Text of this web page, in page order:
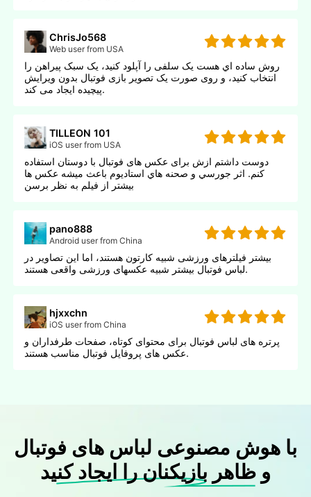
ChrisJo568
Web user from USA
روش ساده اي هست یک سلفی را آپلود کنید، یک سبک پیراهن را
انتخاب کنید، و روی صورت یک تصویر بازی فوتبال بدون ویرایش
پیچیده ایجاد می کند.
TILLEON 101
iOS user from USA
دوست داشتم ازش برای عکس های فوتبال با دوستان استفاده
کنم. اثر جورسي و صحنه هاي استاديوم باعث ميشه عکس ها
بيشتر از فيلم به نظر برسن
pano888
Android user from China
بیشتر فیلترهای ورزشی شبیه کارتون هستند، اما این تصاویر در
لباس فوتبال بیشتر شبیه عکسهای ورزشی واقعی هستند.
hjxxchn
iOS user from China
پرتره های لباس فوتبال برای محتوای کوتاه، صفحات طرفداران و
عکس های پروفایل فوتبال مناسب هستند.
با هوش مصنوعی لباس های فوتبال
و ظاهر بازیکنان را ایجاد کنید